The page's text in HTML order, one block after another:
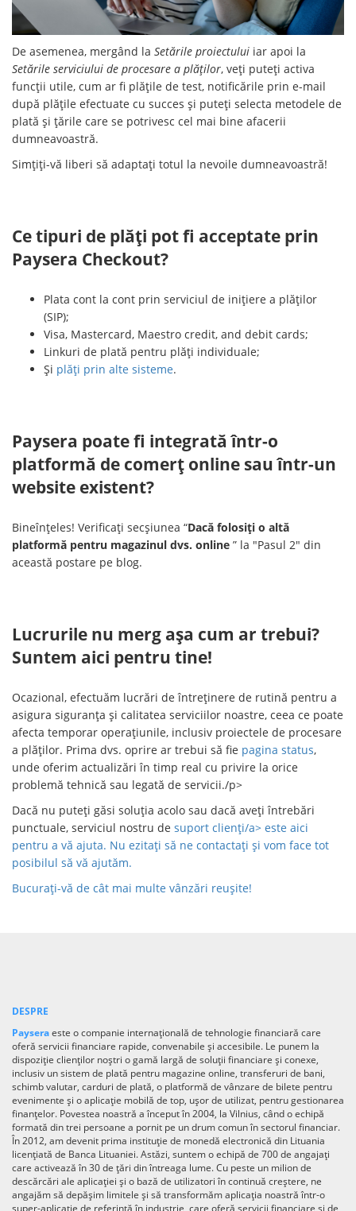
De asemenea, mergând la Setările proiectului iar apoi la
Setările serviciului de procesare a plăților, veți puteți activa
funcții utile, cum ar fi plățile de test, notificările prin e-mail
după plățile efectuate cu succes și puteți selecta metodele de
plată și țările care se potrivesc cel mai bine afacerii
dumneavoastră.
Simțiți-vă liberi să adaptați totul la nevoile dumneavoastră!
Ce tipuri de plăți pot fi acceptate prin
Paysera Checkout?
Plata cont la cont prin serviciul de inițiere a plăților
(SIP);
Visa, Mastercard, Maestro credit, and debit cards;
Linkuri de plată pentru plăți individuale;
Și plăți prin alte sisteme.
Paysera poate fi integrată într-o
platformă de comerț online sau într-un
website existent?
Bineînțeles! Verificați secșiunea “Dacă folosiți o altă
platformă pentru magazinul dvs. online ” la "Pasul 2" din
această postare pe blog.
Lucrurile nu merg așa cum ar trebui?
Suntem aici pentru tine!
Ocazional, efectuăm lucrări de întreținere de rutină pentru a
asigura siguranța și calitatea serviciilor noastre, ceea ce poate
afecta temporar operațiunile, inclusiv proiectele de procesare
a plăților. Prima dvs. oprire ar trebui să fie pagina status,
unde oferim actualizări în timp real cu privire la orice
problemă tehnică sau legată de servicii./p>
Dacă nu puteți găsi soluția acolo sau dacă aveți întrebări
punctuale, serviciul nostru de suport clienți/a> este aici
pentru a vă ajuta. Nu ezitați să ne contactați și vom face tot
posibilul să vă ajutăm.
Bucurați-vă de cât mai multe vânzări reușite!
DESPRE
Payseraeste o companie internațională de tehnologie financiară care
oferă servicii financiare rapide, convenabile și accesibile. Le punem la
dispoziție clienților noștri o gamă largă de soluții financiare și conexe,
inclusiv un sistem de plată pentru magazine online, transferuri de bani,
schimb valutar, carduri de plată, o platformă de vânzare de bilete pentru
evenimente și o aplicație mobilă de top, ușor de utilizat, pentru gestionarea
finanțelor. Povestea noastră a început în 2004, la Vilnius, când o echipă
formată din trei persoane a pornit pe un drum comun în sectorul financiar.
În 2012, am devenit prima instituție de monedă electronică din Lituania
licențiată de Banca Lituaniei. Astăzi, suntem o echipă de 700 de angajați
care activează în 30 de țări din întreaga lume. Cu peste un milion de
descărcări ale aplicației și o bază de utilizatori în continuă creștere, ne
angajăm să depășim limitele și să transformăm aplicația noastră într-o